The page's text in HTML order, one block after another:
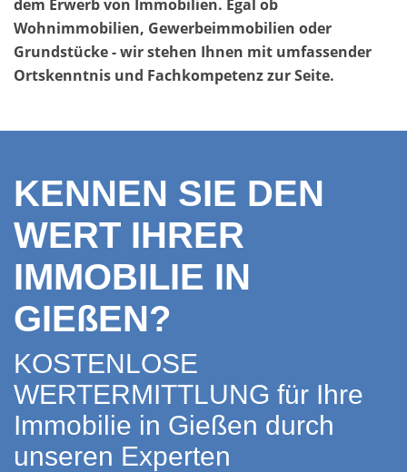
dem Erwerb von Immobilien. Egal ob
Wohnimmobilien, Gewerbeimmobilien oder
Grundstücke - wir stehen Ihnen mit umfassender
Ortskenntnis und Fachkompetenz zur Seite.
KENNEN SIE DEN
WERT IHRER
IMMOBILIE IN
GIEßEN?
KOSTENLOSE
WERTERMITTLUNG für Ihre
Immobilie in Gießen durch
unseren Experten